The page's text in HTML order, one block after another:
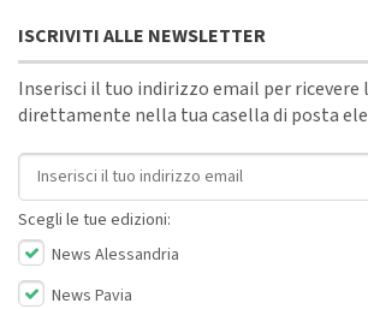
ISCRIVITI ALLE NEWSLETTER
Inserisci il tuo indirizzo email per ricevere
direttamente nella tua casella di posta
Indirizzo email
Scegli le tue edizioni:
News Alessandria
News Pavia